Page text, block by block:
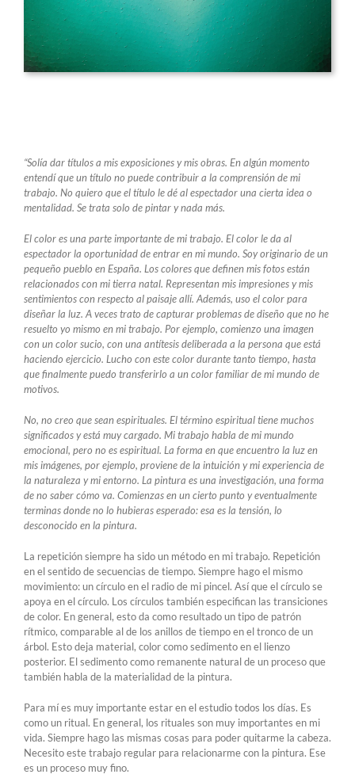
“Solía dar títulos a mis exposiciones y mis obras. En algún momento
entendí que un título no puede contribuir a la comprensión de mi
trabajo. No quiero que el título le dé al espectador una cierta idea o
mentalidad. Se trata solo de pintar y nada más.
El color es una parte importante de mi trabajo. El color le da al
espectador la oportunidad de entrar en mi mundo. Soy originario de un
pequeño pueblo en España. Los colores que definen mis fotos están
relacionados con mi tierra natal. Representan mis impresiones y mis
sentimientos con respecto al paisaje allí. Además, uso el color para
diseñar la luz. A veces trato de capturar problemas de diseño que no he
resuelto yo mismo en mi trabajo. Por ejemplo, comienzo una imagen
con un color sucio, con una antítesis deliberada a la persona que está
haciendo ejercicio. Lucho con este color durante tanto tiempo, hasta
que finalmente puedo transferirlo a un color familiar de mi mundo de
motivos.
No, no creo que sean espirituales. El término espiritual tiene muchos
significados y está muy cargado. Mi trabajo habla de mi mundo
emocional, pero no es espiritual. La forma en que encuentro la luz en
mis imágenes, por ejemplo, proviene de la intuición y mi experiencia de
la naturaleza y mi entorno. La pintura es una investigación, una forma
de no saber cómo va. Comienzas en un cierto punto y eventualmente
terminas donde no lo hubieras esperado: esa es la tensión, lo
desconocido en la pintura.
La repetición siempre ha sido un método en mi trabajo. Repetición
en el sentido de secuencias de tiempo. Siempre hago el mismo
movimiento: un círculo en el radio de mi pincel. Así que el círculo se
apoya en el círculo. Los círculos también especifican las transiciones
de color. En general, esto da como resultado un tipo de patrón
rítmico, comparable al de los anillos de tiempo en el tronco de un
árbol. Esto deja material, color como sedimento en el lienzo
posterior. El sedimento como remanente natural de un proceso que
también habla de la materialidad de la pintura.
Para mí es muy importante estar en el estudio todos los días. Es
como un ritual. En general, los rituales son muy importantes en mi
vida. Siempre hago las mismas cosas para poder quitarme la cabeza.
Necesito este trabajo regular para relacionarme con la pintura. Ese
es un proceso muy fino.